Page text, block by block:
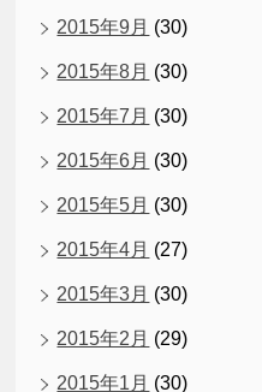
2015年9月 (30)
2015年8月 (30)
2015年7月 (30)
2015年6月 (30)
2015年5月 (30)
2015年4月 (27)
2015年3月 (30)
2015年2月 (29)
2015年1月 (30)